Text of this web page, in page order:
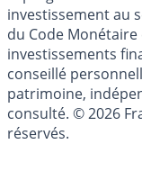
Les articles et
l'épargne ne sont
investissement au
du Code Monétaire
investissements
conseillé
patrimoine,